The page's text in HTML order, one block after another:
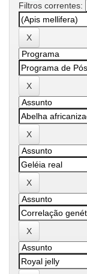
Filtros correntes: